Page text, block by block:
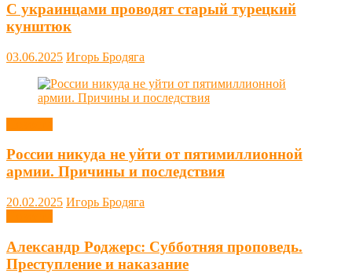
С украинцами проводят старый турецкий
кунштюк
03.06.2025 Игорь Бродяга
России никуда не уйти от пятимиллионной
армии. Причины и последствия
20.02.2025 Игорь Бродяга
Александр Роджерс: Субботняя проповедь.
Преступление и наказание